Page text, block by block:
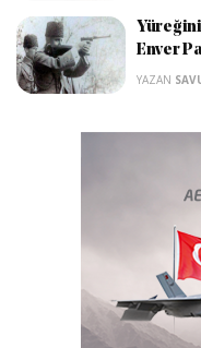
Enver
YAZAN